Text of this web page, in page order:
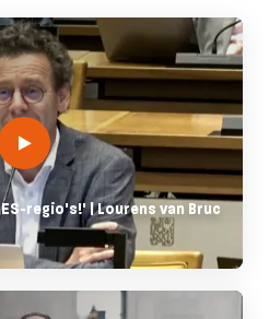
regio's!' | Lourens van Bruc